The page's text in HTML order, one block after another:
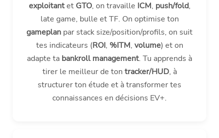
exploitantet GTO, on travaille ICM, push/fold,
late game, bulle et TF. On optimise ton
gameplan par stack size/position/profils, on suit
tes indicateurs (ROI, %ITM, volume) et on
adapte ta bankroll management. Tu apprends à
tirer le meilleur de ton tracker/HUD, à
structurer ton étude et à transformer tes
connaissances en décisions EV+.